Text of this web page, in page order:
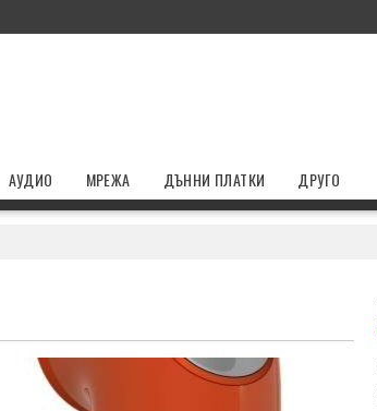
АУДИО МРЕЖА ДЪННИ ПЛАТКИ ДРУГО